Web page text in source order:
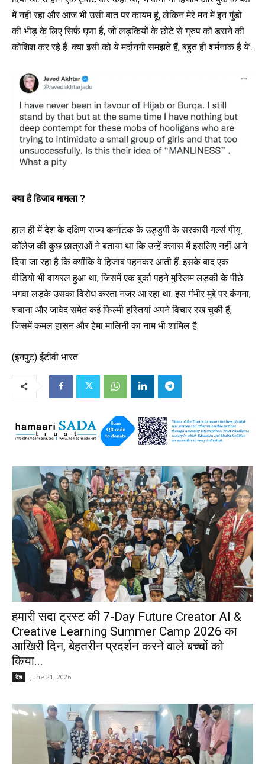
में नहीं रहा और आज भी उसी बात पर कायम हूं, लेकिन मेरे मन में इन गुंडों
की भीड़ के लिए सिर्फ घृणा है, जो लड़कियों के छोटे से ग्रुप को डराने की
कोशिश कर रहे हैं. क्या इसी को ये मर्दानगी समझते हैं, बहुत ही शर्मनाक है ये’.
क्या है हिजाब मामला ?
हाल ही में देश के दक्षिण राज्य कर्नाटक के उड्डुपी के सरकारी गर्ल्स पीयू
कॉलेज की कुछ छात्राओं ने बताया था कि उन्हें क्लास में इसलिए नहीं आने
दिया जा रहा है कि क्योंकि वे हिजाब पहनकर आती हैं. इसके बाद एक
वीडियो भी वायरल हुआ था, जिसमें एक बुर्का पहने मुस्लिम लड़की के पीछे
भगवा लड़के उसका विरोध करता नजर आ रहा था. इस गंभीर मुद्दे पर कंगना,
शबाना और जावेद समेत कई फिल्मी हस्तियां अपने विचार रख चुकी हैं,
जिसमें कमल हासन और हेमा मालिनी का नाम भी शामिल है.
(इनपुट) ईटीवी भारत
हमारी सदा ट्रस्ट की 7-Day Future Creator AI &
Creative Learning Summer Camp 2026 का
आखिरी दिन, बेहतरीन प्रदर्शन करने वाले बच्चों को
किया...
देश June 21, 2026